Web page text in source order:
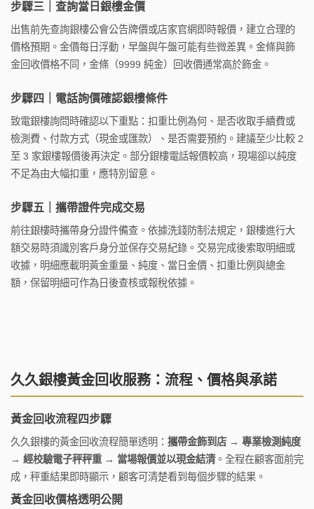
步驟三｜查詢當日銀樓金價
出售前先查詢銀樓公會公告牌價或店家官網即時報價，建立合理的
價格預期。金價每日浮動，早盤與午盤可能有些微差異。金條與飾
金回收價格不同，金條（9999 純金）回收價通常高於飾金。
步驟四｜電話詢價確認銀樓條件
致電銀樓詢問時確認以下重點：扣重比例為何、是否收取手續費或
檢測費、付款方式（現金或匯款）、是否需要預約。建議至少比較 2
至 3 家銀樓報價後再決定。部分銀樓電話報價較高，現場卻以純度
不足為由大幅扣重，應特別留意。
步驟五｜攜帶證件完成交易
前往銀樓時攜帶身分證件備查。依據洗錢防制法規定，銀樓進行大
額交易時須識別客戶身分並保存交易紀錄。交易完成後索取明細或
收據，明細應載明黃金重量、純度、當日金價、扣重比例與總金
額，保留明細可作為日後查核或報稅依據。
久久銀樓黃金回收服務：流程、價格與承諾
黃金回收流程四步驟
久久銀樓的黃金回收流程簡單透明： 攜帶金飾到店 → 專業檢測純度
→ 經校驗電子秤秤重 → 當場報價並以現金結清。全程在顧客面前完
成，秤重結果即時顯示，顧客可清楚看到每個步驟的結果。
黃金回收價格透明公開